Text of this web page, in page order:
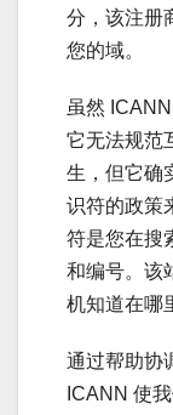
分，该注册
您的域。
虽然
它无法规范
生，但它确
识符的政策
符是您在搜
和编号。该
机知道在哪
通过帮助协
ICANN 使